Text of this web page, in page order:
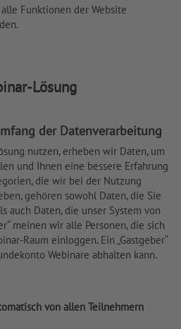
Funktionen der Website
Lösung
der Datenverarbeitung
nutzen, erheben wir Daten, um
und Ihnen eine bessere Erfahrung
die wir bei der Nutzung
gehören sowohl Daten, die Sie
auch Daten, die unser System von
meinen wir alle Personen, die sich
Raum einloggen. Ein „Gastgeber“
Webinare abhalten kann.
von allen Teilnehmern